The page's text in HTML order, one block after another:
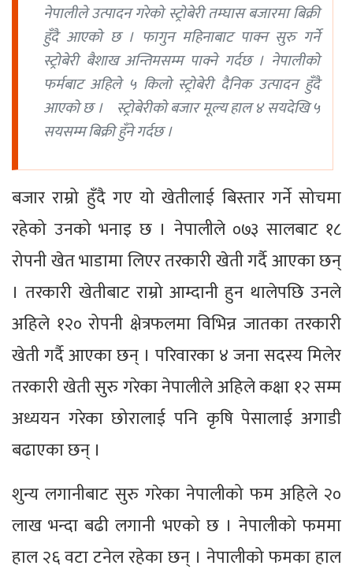
नेपालीले उत्पादन गरेको स्ट्रोबेरी तम्घास बजारमा बिक्री
हुँदै आएको छ । फागुन महिनाबाट पाक्न सुरु गर्ने
स्ट्रोबेरी बैशाख अन्तिमसम्म पाक्ने गर्दछ । नेपालीको
फर्मबाट अहिले ५ किलो स्ट्रोबेरी दैनिक उत्पादन हुँदै
आएको छ । स्ट्रोबेरीको बजार मूल्य हाल ४ सयदेखि ५
सयसम्म बिक्री हुँने गर्दछ ।
बजार राम्रो हुँदै गए यो खेतीलाई बिस्तार गर्ने सोचमा
रहेको उनको भनाइ छ । नेपालीले ०७३ सालबाट १८
रोपनी खेत भाडामा लिएर तरकारी खेती गर्दै आएका छन्
। तरकारी खेतीबाट राम्रो आम्दानी हुन थालेपछि उनले
अहिले १२० रोपनी क्षेत्रफलमा विभिन्न जातका तरकारी
खेती गर्दै आएका छन् । परिवारका ४ जना सदस्य मिलेर
तरकारी खेती सुरु गरेका नेपालीले अहिले कक्षा १२ सम्म
अध्ययन गरेका छोरालाई पनि कृषि पेसालाई अगाडी
बढाएका छन् ।
शुन्य लगानीबाट सुरु गरेका नेपालीको फम अहिले २०
लाख भन्दा बढी लगानी भएको छ । नेपालीको फममा
हाल २६ वटा टनेल रहेका छन् । नेपालीको फमका हाल